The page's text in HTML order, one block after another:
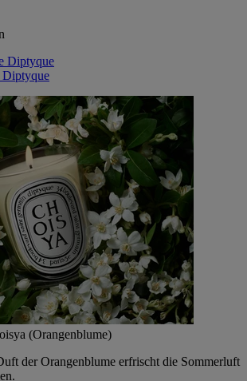
Diptyque
Diptyque
(Orangenblume)
der Orangenblume erfrischt die Sommerluft